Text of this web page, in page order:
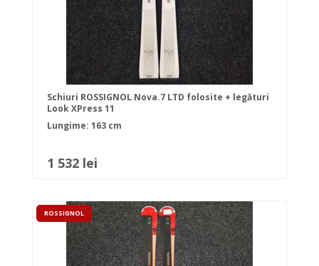
Schiuri ROSSIGNOL Nova.7 LTD folosite + legături
Look XPress 11
Lungime: 163 cm
1 532 lei
ROSSIGNOL